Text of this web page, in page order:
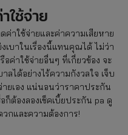
ใช้จ่าย
าใช้จ่ายและค่าความเสียหาย
เบาในเรื่องนี้แทนคุณได้ ไม่ว่า
ค่าใช้จ่ายอื่นๆ ที่เกี่ยวข้อง จะ
ลได้อย่างไร้ความกังวลใจ เจ็บ
ยเอง แน่นอนว่าราคาประกัน
ต้องลองเช็คเบี้ยประกัน pa ดู
วกและความต้องการ!